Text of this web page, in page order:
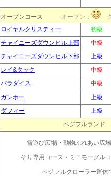
オープンコース オープン：
ロイヤルクリスティー
初級
チャイニーズダウンヒル上部
中級
チャイニーズダウンヒル下部
上級
レイ&タック
中級
パラダイス
中級
ガンホー
上級
ダフィー
上級
ベジフルランド
雪遊び広場・動物ふれあい広
そり専用コース・ミニモーグル
ベジフルクローラー運休